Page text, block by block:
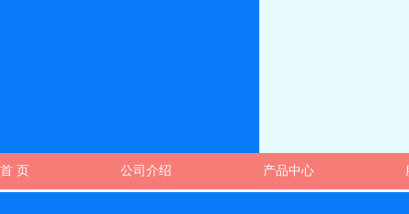
首 页 公司介绍 产品中心